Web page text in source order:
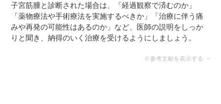
子宮筋腫と診断された場合は、「経過観察で済むのか」
「薬物療法や手術療法を実施するべきか」「治療に伴う痛
みや再発の可能性はあるのか」など、医師の説明をしっか
りと聞き、納得のいく治療を受けるようにしましょう。
※参考文献を表示する